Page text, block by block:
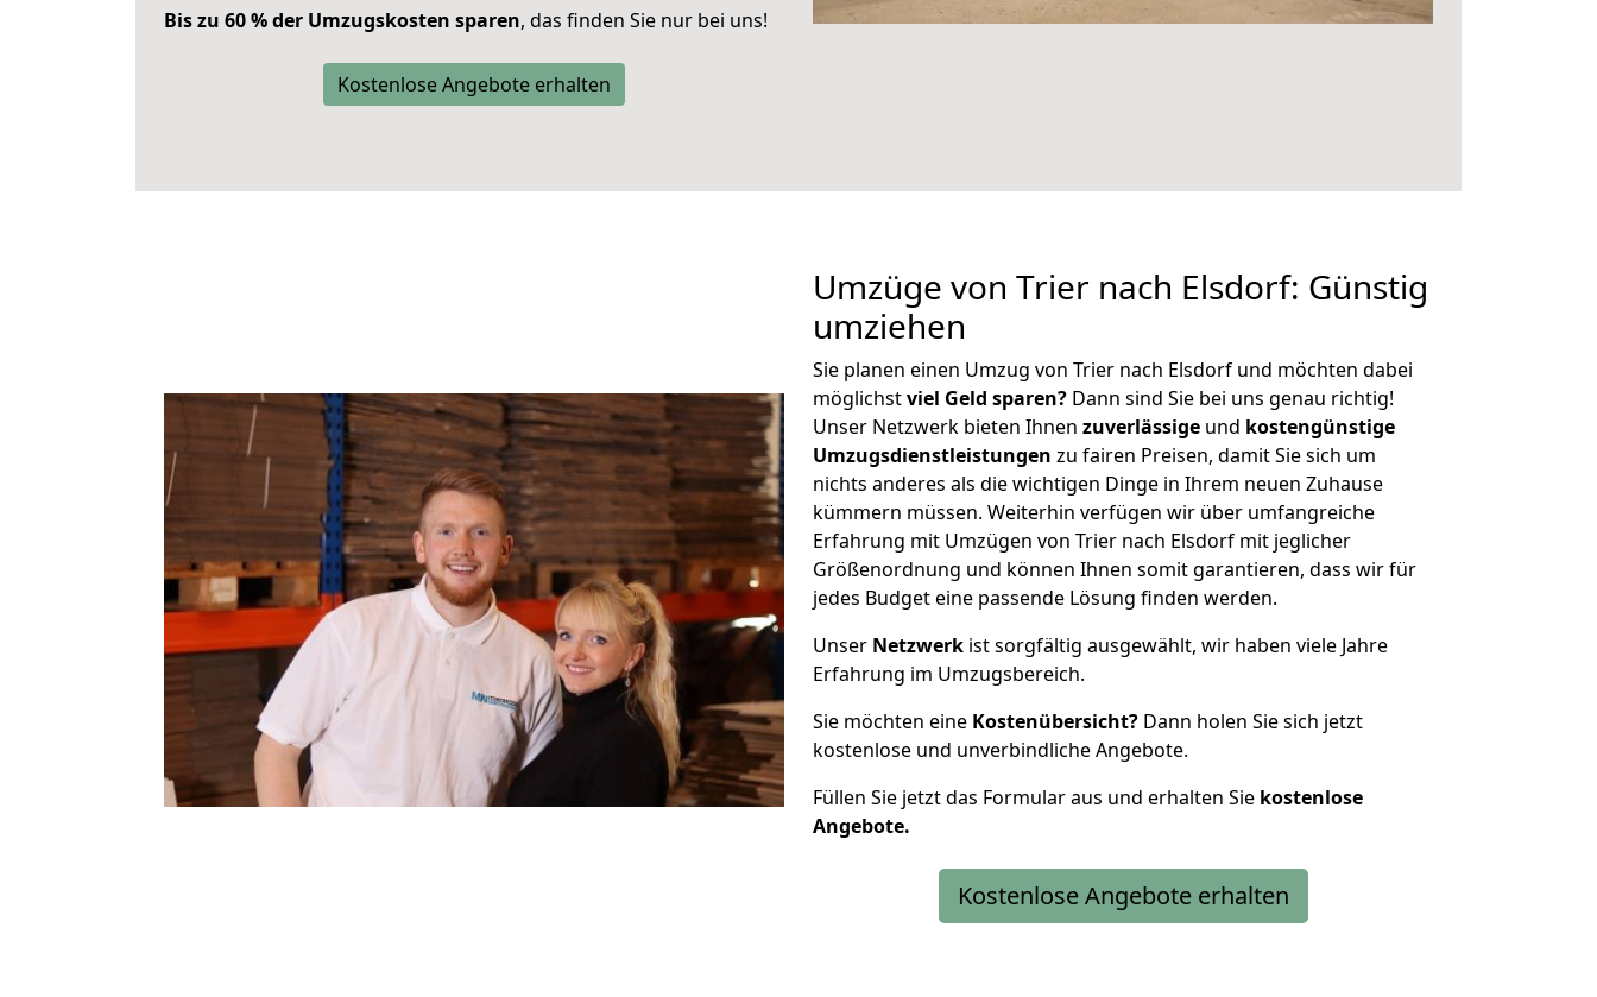
Bis zu 60 % der Umzugskosten sparen, das finden Sie nur bei uns!
Kostenlose Angebote erhalten
Umzüge von Trier nach Elsdorf: Günstig
umziehen
Sie planen einen Umzug von Trier nach Elsdorf und möchten dabei
möglichstviel Geld sparen? Dann sind Sie bei uns genau richtig!
Unser Netzwerk bieten Ihnen zuverlässige und kostengünstige
Umzugsdienstleistungen zu fairen Preisen, damit Sie sich um
nichts anderes als die wichtigen Dinge in Ihrem neuen Zuhause
kümmern müssen. Weiterhin verfügen wir über umfangreiche
Erfahrung mit Umzügen von Trier nach Elsdorf mit jeglicher
Größenordnung und können Ihnen somit garantieren, dass wir für
jedes Budget eine passende Lösung finden werden.
Unser Netzwerk ist sorgfältig ausgewählt, wir haben viele Jahre
Erfahrung im Umzugsbereich.
Sie möchten eine Kostenübersicht? Dann holen Sie sich jetzt
kostenlose und unverbindliche Angebote.
Füllen Sie jetzt das Formular aus und erhalten Sie kostenlose
Angebote.
Kostenlose Angebote erhalten